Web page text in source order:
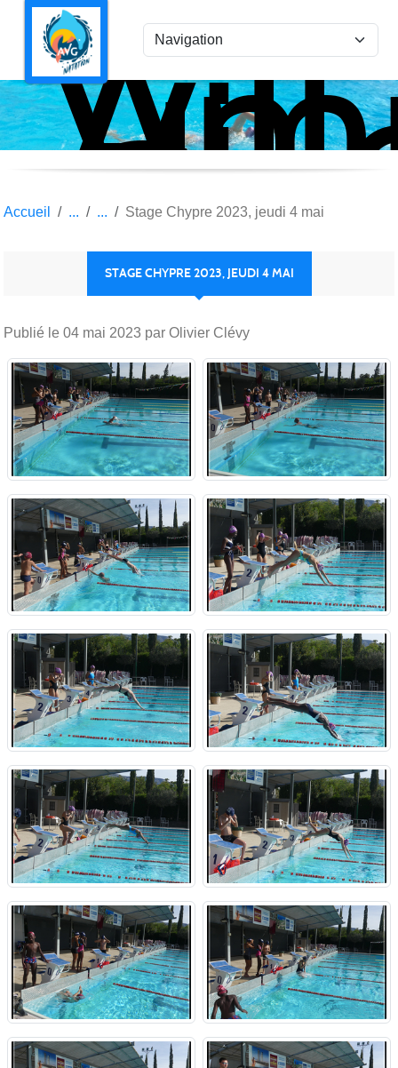
la
Accueil Stage Chypre 2023, jeudi 4 mai
STAGE CHYPRE 2023, JEUDI 4 MAI
Publié le 04 mai 2023 par Olivier Clévy
Panneau de gestion des cookies